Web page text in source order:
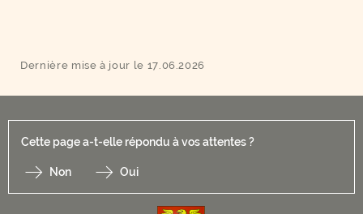
Dernière mise à jour le 17.06.2026
Cette page a-t-elle répondu à vos attentes ?
Non Oui